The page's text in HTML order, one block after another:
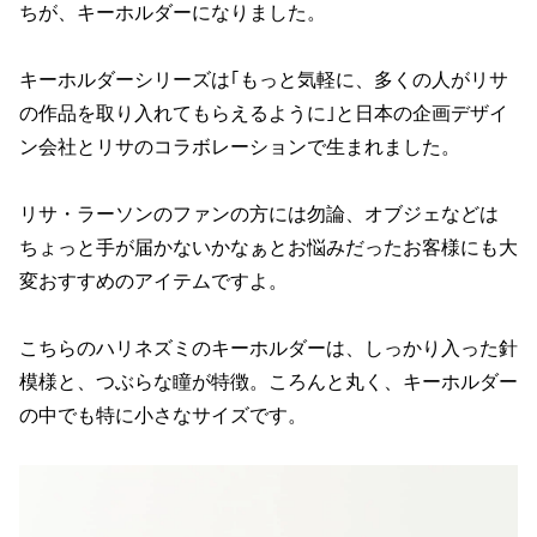
ちが、キーホルダーになりました。
キーホルダーシリーズは｢もっと気軽に、多くの人がリサ
の作品を取り入れてもらえるように｣と日本の企画デザイ
ン会社とリサのコラボレーションで生まれました。
リサ・ラーソンのファンの方には勿論、オブジェなどは
ちょっと手が届かないかなぁとお悩みだったお客様にも大
変おすすめのアイテムですよ。
こちらのハリネズミのキーホルダーは、しっかり入った針
模様と、つぶらな瞳が特徴。ころんと丸く、キーホルダー
の中でも特に小さなサイズです。